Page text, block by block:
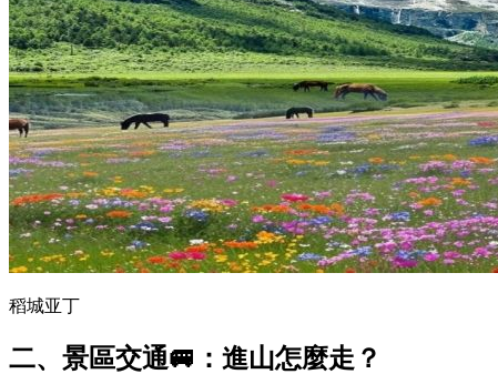
稻城亚丁
二、景區交通🚐：進山怎麼走？